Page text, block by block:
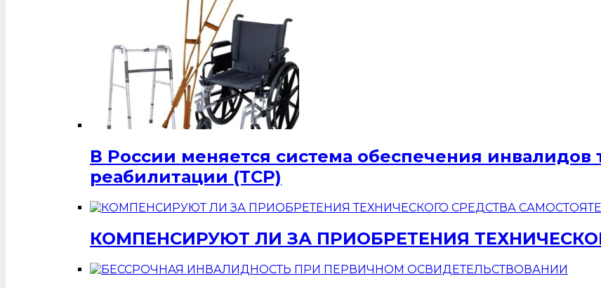
В России меняется система обеспечения инвалидов
реабилитации (ТСР)
КОМПЕНСИРУЮТ ЛИ ЗА ПРИОБРЕТЕНИЯ